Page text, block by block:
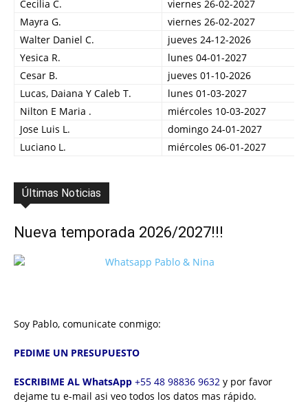
Cecilia C.
viernes 26-02-2027
Mayra G.
viernes 26-02-2027
Walter Daniel C.
jueves 24-12-2026
Yesica R.
lunes 04-01-2027
Cesar B.
jueves 01-10-2026
Lucas, Daiana Y Caleb T.
lunes 01-03-2027
Nilton E Maria .
miércoles 10-03-2027
Jose Luis L.
domingo 24-01-2027
Luciano L.
miércoles 06-01-2027
Últimas Noticias
Nueva temporada 2026/2027!!!
Soy Pablo, comunicate conmigo:
PEDIME UN PRESUPUESTO
ESCRIBIME AL WhatsApp +55 48 98836 9632 y por favor
dejame tu e-mail asi veo todos los datos mas rápido.